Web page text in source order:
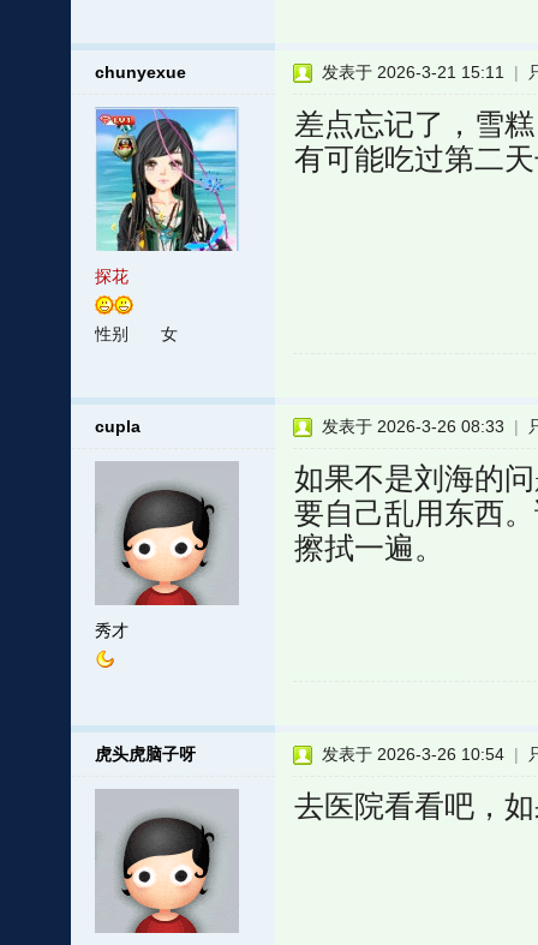
chunyexue
探花
性别 女
发表于 2026-3-21 15:11 |
差点忘记了，雪
有可能吃过第二
cupla
秀才
发表于 2026-3-26 08:33 |
如果不是刘海的
要自己乱用东西
擦拭一遍。
虎头虎脑子呀 发表于 2026-3-26 10:54 |
去医院看看吧，